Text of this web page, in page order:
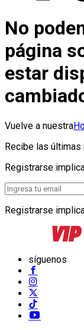
No
página
estar
Vuelve a nuestra
Recibe las
Registrarse
Registrarse
síguenos